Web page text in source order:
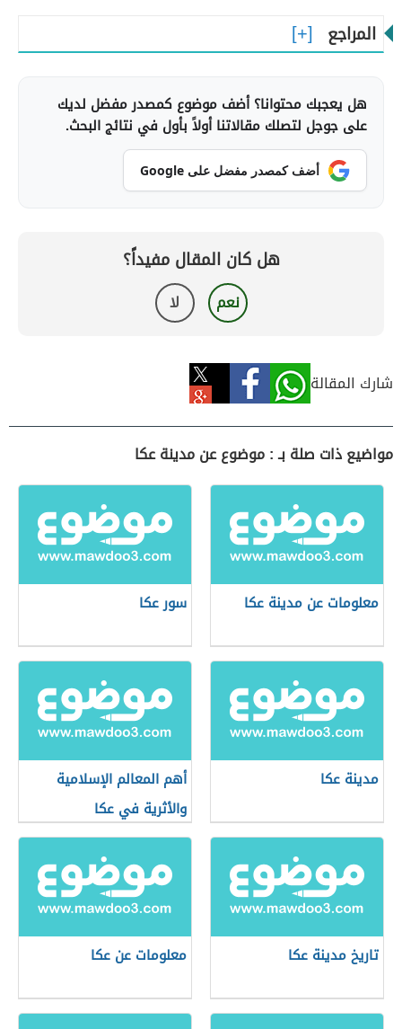
المراجع
هل يعجبك محتوانا؟ أضف موضوع كمصدر مفضل لديك
على جوجل لتصلك مقالاتنا أولاً بأول في نتائج البحث.
أضف كمصدر مفضل على Google
هل كان المقال مفيداً؟
نعم لا
شارك المقالة
مواضيع ذات صلة بـ : موضوع عن مدينة عكا
معلومات عن مدينة عكا سور عكا
مدينة عكا
أهم المعالم الإسلامية
والأثرية في عكا
تاريخ مدينة عكا معلومات عن عكا